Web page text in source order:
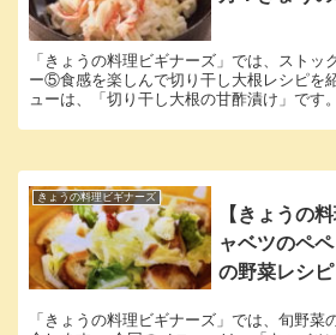
「きょうの料理ビギナーズ」では、ストッ
ー⑤食感を楽しんで切り干し大根レシピを
ューは、「切り干し大根の甘酢漬け」です。
きょうの料理ビギナーズ
【きょうの
ャベツのペ
の野菜レシピ
「きょうの料理ビギナーズ」では、旬野